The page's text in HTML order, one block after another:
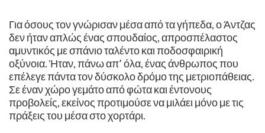
​Για όσους τον γνώρισαν μέσα από τα γήπεδα, ο Άντζας
δεν ήταν απλώς ένας σπουδαίος, απροσπέλαστος
αμυντικός με σπάνιο ταλέντο και ποδοσφαιρική
οξύνοια. Ήταν, πάνω απ’ όλα, ένας άνθρωπος που
επέλεγε πάντα τον δύσκολο δρόμο της μετριοπάθειας.
Σε έναν χώρο γεμάτο από φώτα και έντονους
προβολείς, εκείνος προτιμούσε να μιλάει μόνο με τις
πράξεις του μέσα στο χορτάρι. ​